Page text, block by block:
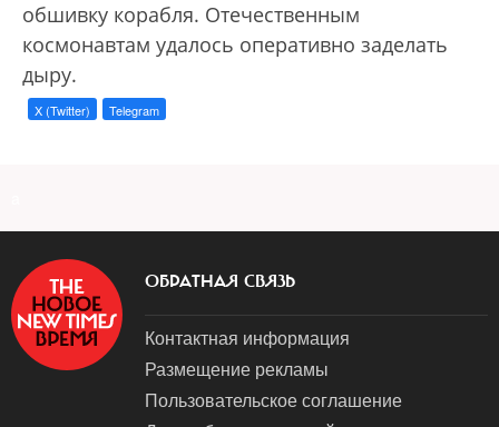
обшивку корабля. Отечественным
космонавтам удалось оперативно заделать
дыру.
X (Twitter) Telegram
ОБРАТНАЯ СВЯЗЬ
Контактная информация
Размещение рекламы
Пользовательское соглашение